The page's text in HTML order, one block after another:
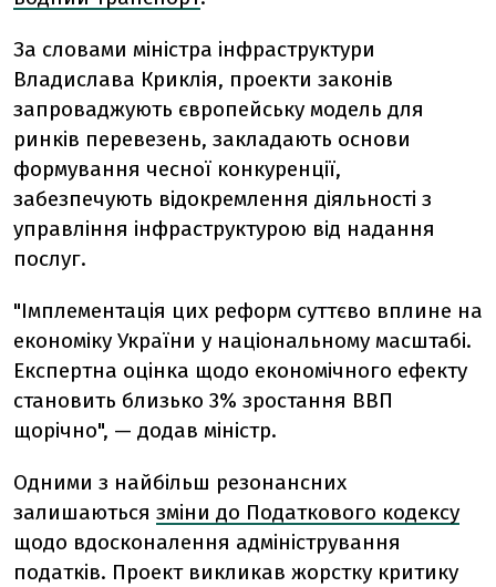
За словами міністра інфраструктури
Владислава Криклія, проекти законів
запроваджують європейську модель для
ринків перевезень, закладають основи
формування чесної конкуренції,
забезпечують відокремлення діяльності з
управління інфраструктурою від надання
послуг.
"Імплементація цих реформ суттєво вплине на
економіку України у національному масштабі.
Експертна оцінка щодо економічного ефекту
становить близько 3% зростання ВВП
щорічно", — додав міністр.
Одними з найбільш резонансних
залишаються зміни до Податкового кодексу
щодо вдосконалення адміністрування
податків. Проект викликав жорстку критику